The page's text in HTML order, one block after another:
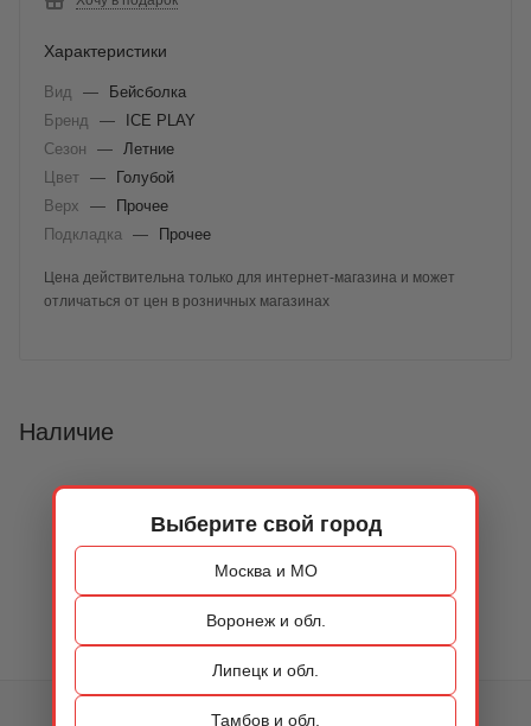
Выберите свой город
Москва и МО
Воронеж и обл.
Липецк и обл.
Тамбов и обл.
Характеристики
Вид —
Бейсболка
Бренд
—
ICE PLAY
Сезон
—
Летние
Цвет —
Голубой
Верх
—
Прочее
Подкладка
— Прочее
Цена действительна только для интернет-магазина и может
отличаться от цен в розничных магазинах
Наличие
КАТАЛОГ